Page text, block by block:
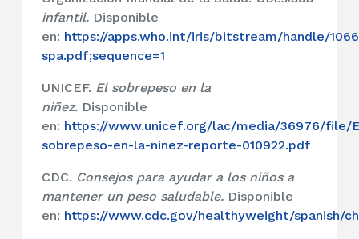
infantil. Disponible
en: https://apps.who.int/iris/bitstream/handle/
spa.pdf;sequence=1
UNICEF. El sobrepeso en la
niñez. Disponible
en: https://www.unicef.org/lac/media/36976/file/
sobrepeso-en-la-ninez-reporte-010922.pdf
CDC. Consejos para ayudar a los niños a
mantener un peso saludable. Disponible
en: https://www.cdc.gov/healthyweight/spanish/